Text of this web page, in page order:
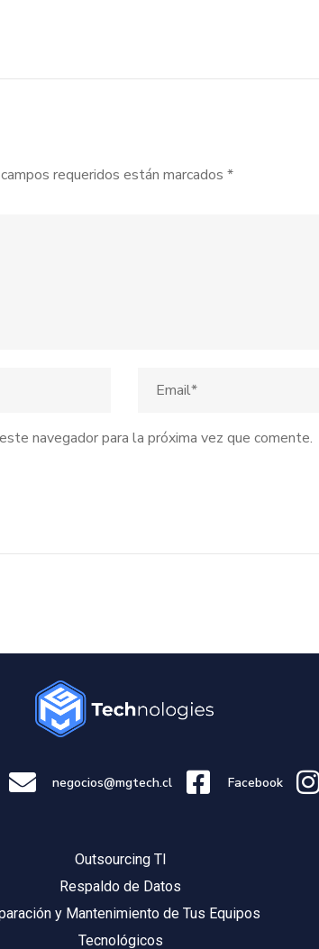
requeridos están marcados *
navegador para la próxima vez que comente.
negocios@mgtech.cl Facebook
Outsourcing TI
Respaldo de Datos
y Mantenimiento de Tus Equipos
Tecnológicos